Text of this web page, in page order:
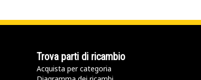
Trova parti di ricambio
Acquista per categoria